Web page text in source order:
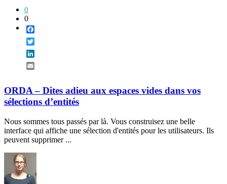
0
0
ORDA – Dites adieu aux espaces vides dans vos
sélections d’entités
Nous sommes tous passés par là. Vous construisez une belle
interface qui affiche une sélection d'entités pour les utilisateurs. Ils
peuvent supprimer ...